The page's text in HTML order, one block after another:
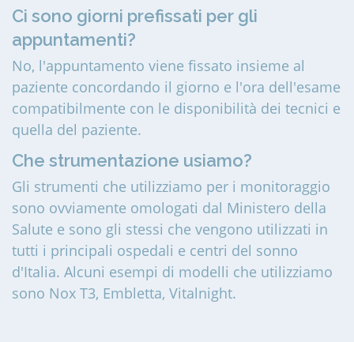
Ci sono giorni prefissati per gli
appuntamenti?
No, l'appuntamento viene fissato insieme al
paziente concordando il giorno e l'ora dell'esame
compatibilmente con le disponibilità dei tecnici e
quella del paziente.
Che strumentazione usiamo?
Gli strumenti che utilizziamo per i monitoraggio
sono ovviamente omologati dal Ministero della
Salute e sono gli stessi che vengono utilizzati in
tutti i principali ospedali e centri del sonno
d'Italia. Alcuni esempi di modelli che utilizziamo
sono Nox T3, Embletta, Vitalnight.